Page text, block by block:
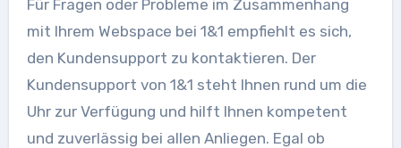
Für Fragen oder Probleme im Zusammenhang
mit Ihrem Webspace bei 1&1 empfiehlt es sich,
den Kundensupport zu kontaktieren. Der
Kundensupport von 1&1 steht Ihnen rund um die
Uhr zur Verfügung und hilft Ihnen kompetent
und zuverlässig bei allen Anliegen. Egal ob